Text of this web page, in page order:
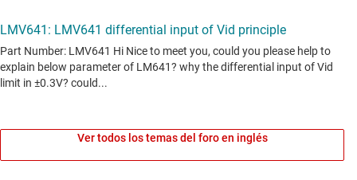
Ver todos los temas del foro en inglés